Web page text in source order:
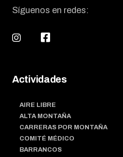
Síguenos en redes:
Actividades
AIRE LIBRE
ALTA MONTAÑA
CARRERAS POR MONTAÑA
COMITÉ MÉDICO
BARRANCOS